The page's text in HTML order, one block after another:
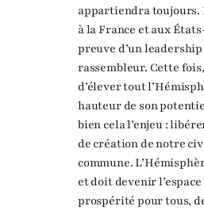
appartiendra
à la France et aux
preuve d’un
rassembleur. Cette
d’élever tout
hauteur de son
bien cela l’enjeu :
de création de notre
commune.
et doit devenir l’espace
prospérité pour tous,